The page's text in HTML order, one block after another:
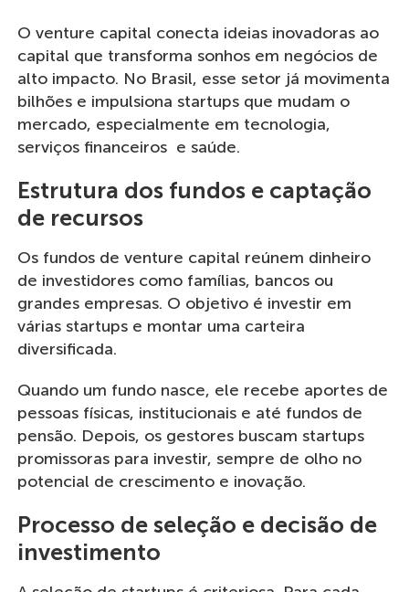
O venture capital conecta ideias inovadoras ao
capital que transforma sonhos em negócios de
alto impacto. No Brasil, esse setor já movimenta
bilhões e impulsiona startups que mudam o
mercado, especialmente em tecnologia,
serviços financeiros e saúde.
Estrutura dos fundos e captação
de recursos
Os fundos de venture capital reúnem dinheiro
de investidores como famílias, bancos ou
grandes empresas. O objetivo é investir em
várias startups e montar uma carteira
diversificada.
Quando um fundo nasce, ele recebe aportes de
pessoas físicas, institucionais e até fundos de
pensão. Depois, os gestores buscam startups
promissoras para investir, sempre de olho no
potencial de crescimento e inovação.
Processo de seleção e decisão de
investimento